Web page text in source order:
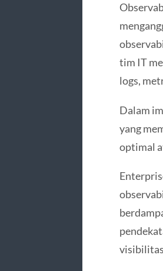
tim IT
logs,
Dalam
yang
optimal